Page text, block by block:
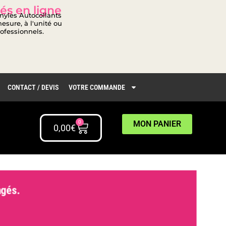
en ligne
Autocollants
à l'unité ou
CONTACT / DEVIS VOTRE COMMANDE
0,00€
0 MON PANIER